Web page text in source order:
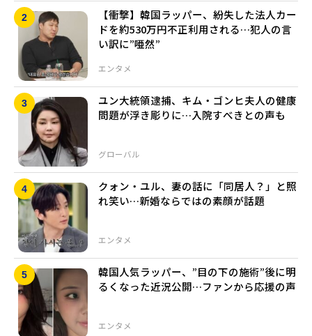
エンタメ
【衝撃】韓国ラッパー、紛失した法人カー
ドを約530万円不正利用される…犯人の言
い訳に”唖然”
グローバル
ユン大統領逮捕、キム・ゴンヒ夫人の健康
問題が浮き彫りに…入院すべきとの声も
エンタメ
クォン・ユル、妻の話に「同居人？」と照
れ笑い…新婚ならではの素顔が話題
エンタメ
韓国人気ラッパー、”目の下の施術”後に明
るくなった近況公開…ファンから応援の声